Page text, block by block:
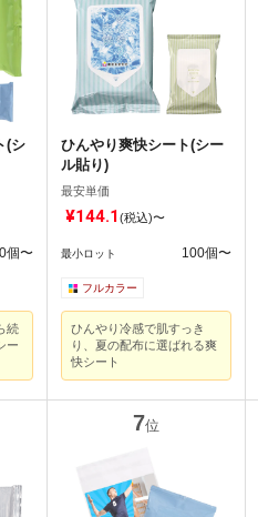
(シ
個〜
続
ー
ひんやり爽快シート(シー
ル貼り)
最安単価
¥144.1(税込)〜
最小ロット 100個〜
フルカラー
ひんやり冷感で肌すっき
り、夏の配布に選ばれる爽
快シート
位